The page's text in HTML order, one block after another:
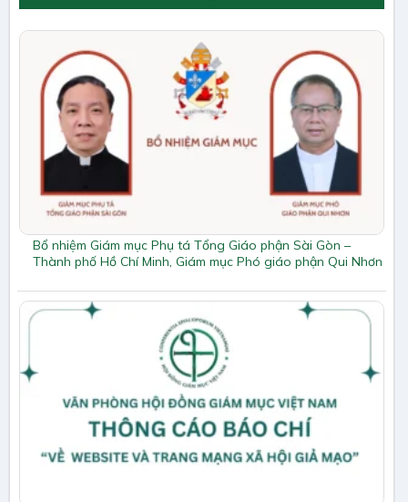
Bổ nhiệm Giám mục Phụ tá Tổng Giáo phận Sài Gòn –
Thành phố Hồ Chí Minh, Giám mục Phó giáo phận Qui Nhơn